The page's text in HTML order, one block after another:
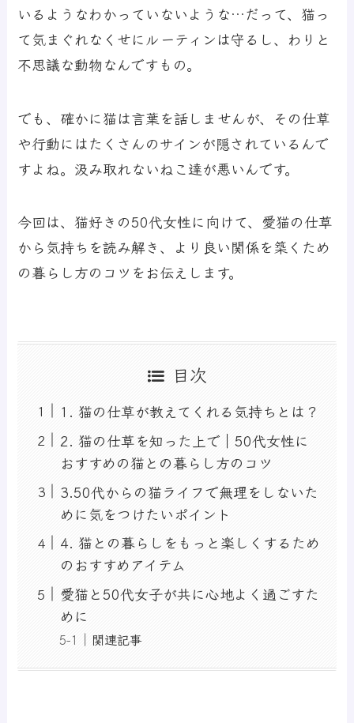
いるようなわかっていないような…だって、猫っ
て気まぐれなくせにルーティンは守るし、わりと
不思議な動物なんですもの。
でも、確かに猫は言葉を話しませんが、その仕草
や行動にはたくさんのサインが隠されているんで
すよね。汲み取れないねこ達が悪いんです。
今回は、猫好きの50代女性に向けて、愛猫の仕草
から気持ちを読み解き、より良い関係を築くため
の暮らし方のコツをお伝えします。
目次
1. 猫の仕草が教えてくれる気持ちとは？
2. 猫の仕草を知った上で｜50代女性に
おすすめの猫との暮らし方のコツ
3.50代からの猫ライフで無理をしないた
めに気をつけたいポイント
4. 猫との暮らしをもっと楽しくするため
のおすすめアイテム
愛猫と50代女子が共に心地よく過ごすた
めに
関連記事